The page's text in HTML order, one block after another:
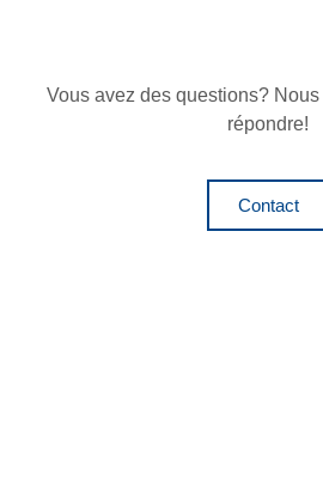
Vous avez des questions? Nous
répondre!
Contact